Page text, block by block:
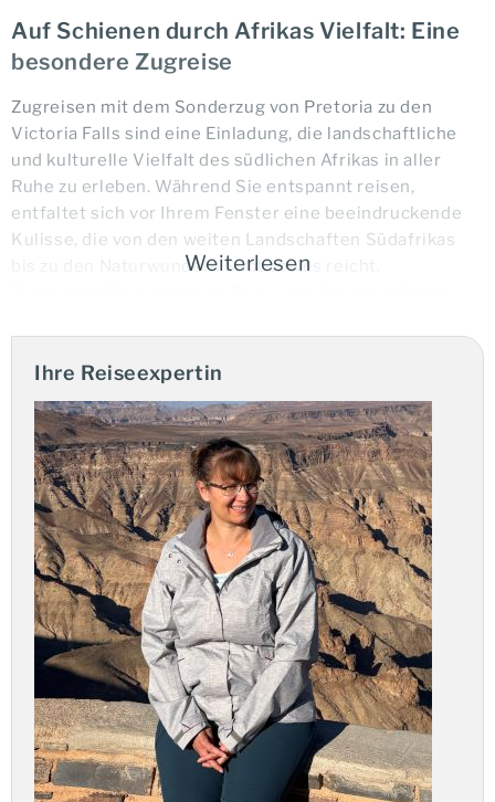
Auf Schienen durch Afrikas Vielfalt: Eine
besondere Zugreise
Zugreisen mit dem Sonderzug von Pretoria zu den
Victoria Falls sind eine Einladung, die landschaftliche
und kulturelle Vielfalt des südlichen Afrikas in aller
Ruhe zu erleben. Während Sie entspannt reisen,
entfaltet sich vor Ihrem Fenster eine beeindruckende
Kulisse, die von den weiten Landschaften Südafrikas
bis zu den Naturwundern Simbabwes reicht.
ständigem Kofferpacken zu entdecken.
Von den Wildreservaten zu den Wasserfällen
Die Route wurde so konzipiert, dass sie Sie zu den
bekanntesten Highlights der Region führt. Im
berühmtenKrüger Nationalparkkönnen Sie die
beeindruckende Tierwelt Afrikas aus nächster Nähe
beobachten. Ein weiterer Höhepunkt sind die
majestätischenVictoria Falls, ein beeindruckendes
Naturspektakel, das die Kraft und Schönheit der Natur
widerspiegelt.
Diese Reise verbindet das Erlebnis großer
Naturkulissen mit der Entdeckung versteckter Schätze.
Weiterlesen
Ihre Reiseexpertin